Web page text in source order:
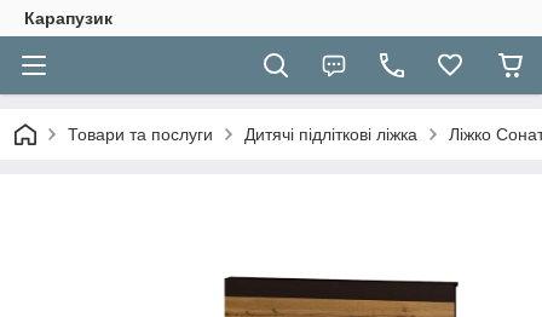
Карапузик
Товари та послуги Дитячі підліткові ліжка Ліжко